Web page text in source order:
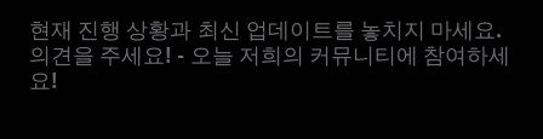
현재 진행 상황과 최신 업데이트를 놓치지 마세요.
의견을 주세요! - 오늘 저희의 커뮤니티에 참여하세
요!